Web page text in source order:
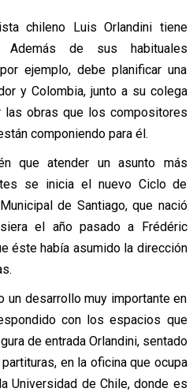
chileno Luis Orlandini tiene
Además de sus habituales
ejemplo, debe planificar una
y Colombia, junto a su colega
las obras que los compositores
componiendo para él.
que atender un asunto más
se inicia el nuevo Ciclo de
de Santiago, que nació
el año pasado a Frédéric
éste había asumido la dirección
un desarrollo muy importante en
con los espacios que
de entrada Orlandini, sentado
en la oficina que ocupa
Universidad de Chile, donde es